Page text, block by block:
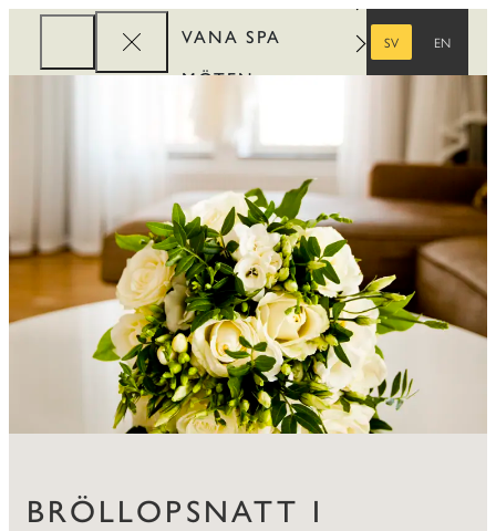
VANA SPA
MÖTEN
REWARDS
SV
EN
BRÖLLOPSNATT I